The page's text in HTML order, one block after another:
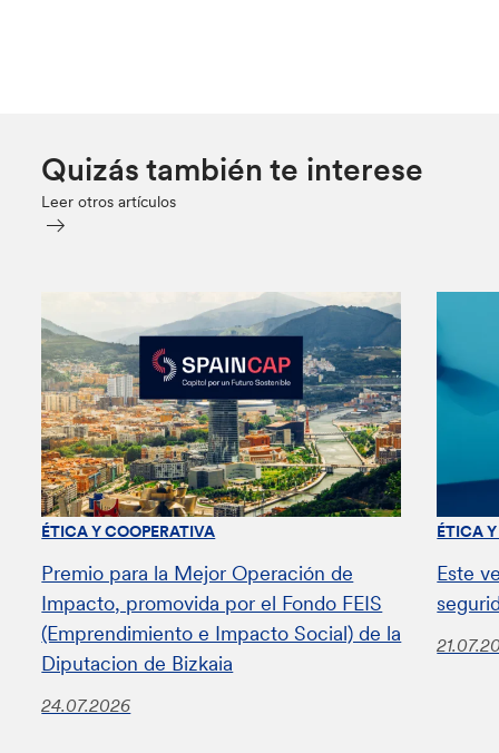
Quizás también te interese
Leer otros artículos
ÉTICA Y COOPERATIVA
Premio para la Mejor Operación de
Impacto, promovida por el Fondo FEIS
(Emprendimiento e Impacto Social) de la
Diputacion de Bizkaia
24.07.2026
ÉTICA
Este